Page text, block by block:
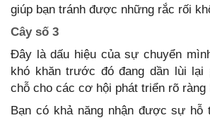
giúp bạn tránh được những rắc rối
Cây số 3
Đây là dấu hiệu của sự chuyển
khó khăn trước đó đang dần lùi lại
chỗ cho các cơ hội phát triển rõ ràng
Bạn có khả năng nhận được sự